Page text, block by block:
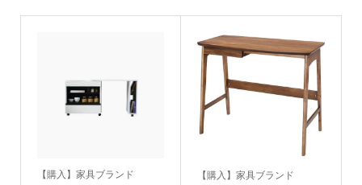
【購入】家具ブランド 【購入】家具ブランド